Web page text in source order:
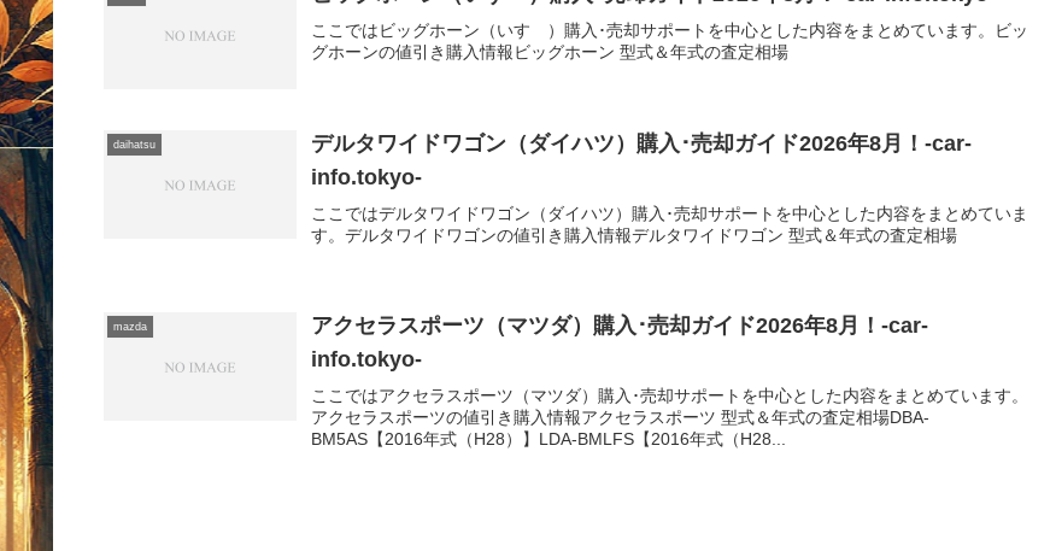
ここではビッグホーン（いすゞ）購入･売却サポートを中心とした内容をまとめています。ビッ
グホーンの値引き購入情報ビッグホーン 型式＆年式の査定相場
daihatsu
デルタワイドワゴン（ダイハツ）購入･売却ガイド2026年8月！-car-
info.tokyo-
ここではデルタワイドワゴン（ダイハツ）購入･売却サポートを中心とした内容をまとめていま
す。デルタワイドワゴンの値引き購入情報デルタワイドワゴン 型式＆年式の査定相場
mazda
アクセラスポーツ（マツダ）購入･売却ガイド2026年8月！-car-
info.tokyo-
ここではアクセラスポーツ（マツダ）購入･売却サポートを中心とした内容をまとめています。
アクセラスポーツの値引き購入情報アクセラスポーツ 型式＆年式の査定相場DBA-
BM5AS【2016年式（H28）】LDA-BMLFS【2016年式（H28...